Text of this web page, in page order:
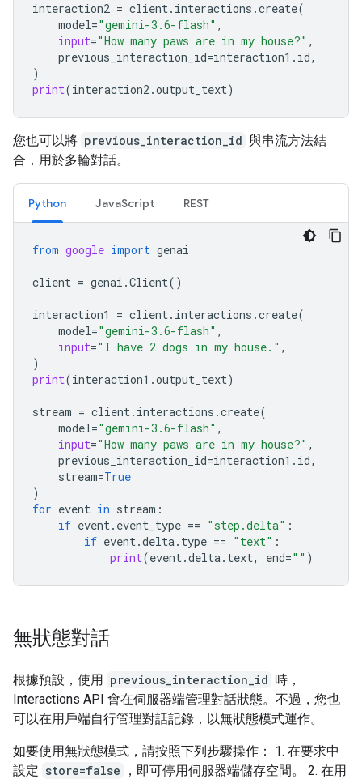
interaction2 = client. interactions .create(
model="gemini-3.6-flash" ,
input="How many paws are in my house?" ,
previous_interaction_id=interaction1 . id,
)
print(interaction2.output_text)
您也可以將 previous_interaction_id 與串流方法結
合，用於多輪對話。
Python JavaScript REST
from google import genai
client = genai .Client()
interaction1 = client. interactions .create(
model="gemini-3.6-flash" ,
input="I have 2 dogs in my house." ,
)
print(interaction1 .output_text)
stream = client. interactions .create(
model="gemini-3.6-flash" ,
input="How many paws are in my house?" ,
previous_interaction_id=interaction1 . id,
stream=True
)
for event in stream :
if event. event_type == "step.delta" :
if event.delta. type == "text" :
print(event.delta. text, end="" )
無狀態對話
根據預設，使用 previous_interaction_id 時，
Interactions API 會在伺服器端管理對話狀態。不過，您也
可以在用戶端自行管理對話記錄，以無狀態模式運作。
如要使用無狀態模式，請按照下列步驟操作： 1. 在要求中
設定 store=false
，即可停用伺服器端儲存空間。 2. 在用